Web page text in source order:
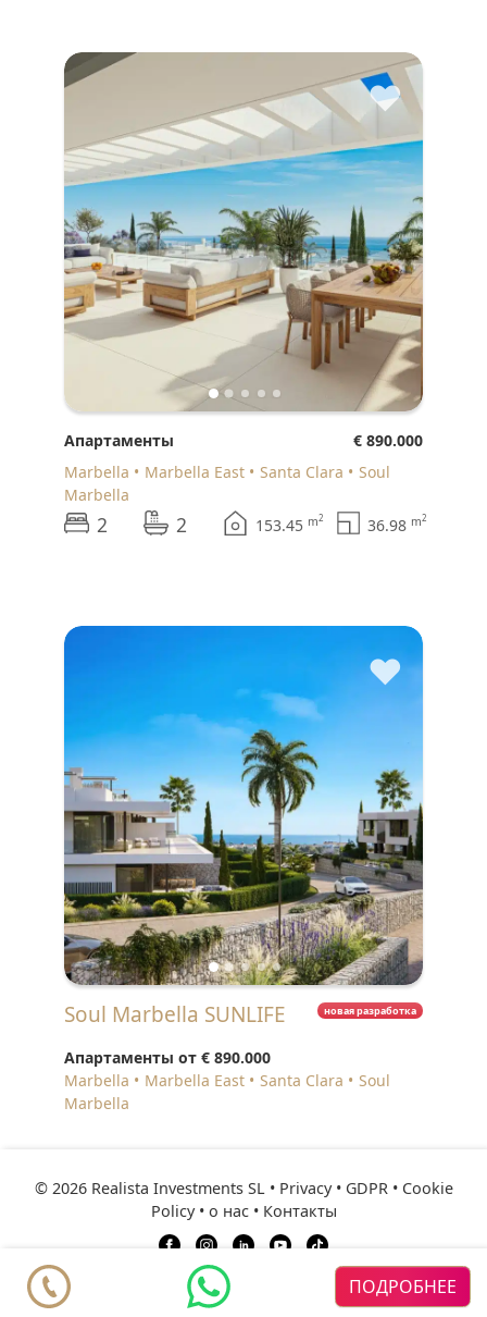
♥
Апартаменты
€ 890.000
Marbella
Marbella East Santa Clara
Soul
Marbella
2 2 153.45 m2 36.98 m2
♥
новая разработка
Soul Marbella SUNLIFE
Апартаменты от € 890.000
Marbella
Marbella East Santa Clara
Soul
Marbella
© 2026 Realista Investments SL • Privacy • GDPR• Cookie
Policy• о нас• Контакты
РекомендуемыеПОДРОБНЕЕ